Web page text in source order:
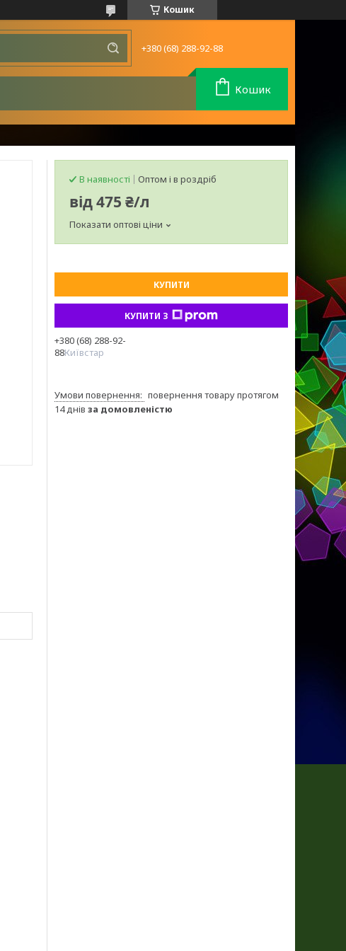
Кошик
+380 (68) 288-92-88
Кошик
В наявності Оптом і в роздріб
від475 ₴/л
Показати оптові ціни
КУПИТИ
КУПИТИ З
+380 (68) 288-92-
88Київстар
повернення товару протягом
14 днів за домовленістю